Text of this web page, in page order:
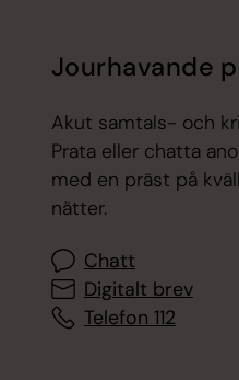
Jourhavande
Akut samtals- och
Prata eller chatta
med en präst på
nätter.
Chatt
Digitalt brev
Telefon 112